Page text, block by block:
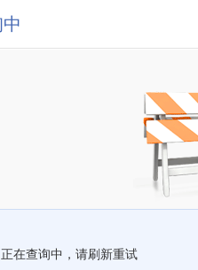
正在查询中，请刷新重试